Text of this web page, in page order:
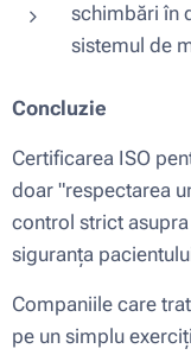
schimbări în
sistemul de
Concluzie
Certificarea ISO
doar "respectarea
control strict
siguranța
Companiile care
pe un simplu